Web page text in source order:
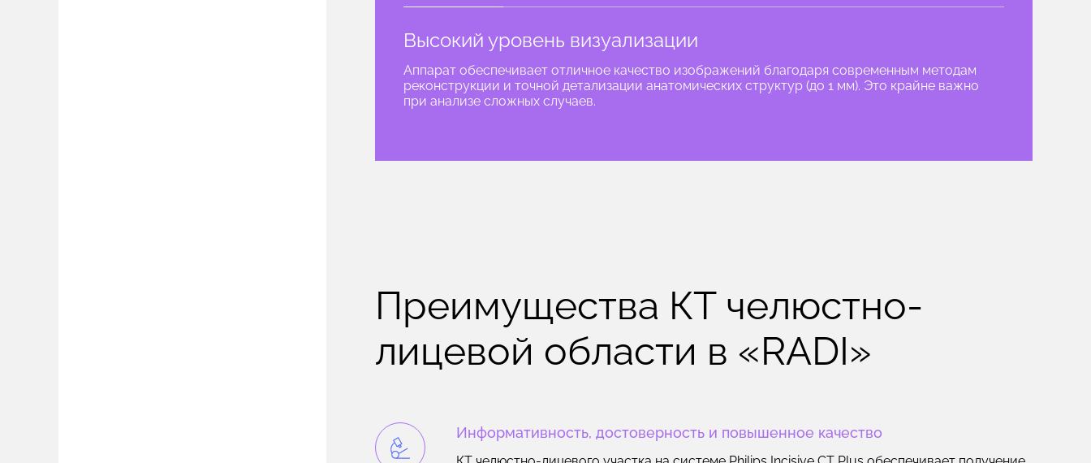
Высокий уровень визуализации
Аппарат обеспечивает отличное качество изображений благодаря современным методам
реконструкции и точной детализации анатомических структур (до 1 мм). Это крайне важно
при анализе сложных случаев.
Преимущества КТ челюстно-
лицевой области в «RADI»
Информативность, достоверность и повышенное качество